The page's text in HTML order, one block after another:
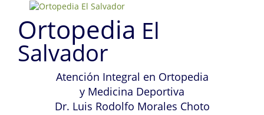
Ortopedia El
Salvador
Atención Integral en Ortopedia
y Medicina Deportiva
Dr. Luis Rodolfo Morales Choto